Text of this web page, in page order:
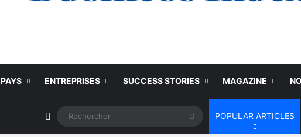
PAYS ENTREPRISES SUCCESS STORIES MAGAZINE
Article Aléatoire Rechercher
POPULAR ARTICLES